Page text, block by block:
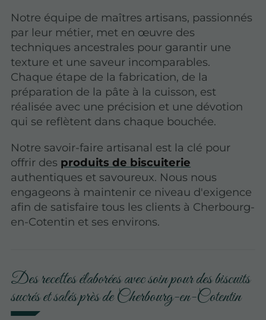
Notre équipe de maîtres artisans, passionnés
par leur métier, met en œuvre des
techniques ancestrales pour garantir une
texture et une saveur incomparables.
Chaque étape de la fabrication, de la
préparation de la pâte à la cuisson, est
réalisée avec une précision et une dévotion
qui se reflètent dans chaque bouchée.
Notre savoir-faire artisanal est la clé pour
offrir des produits de biscuiterie
authentiques et savoureux. Nous nous
engageons à maintenir ce niveau d'exigence
afin de satisfaire tous les clients à Cherbourg-
en-Cotentin et ses environs.
Des recettes élaborées avec soin pour des biscuits
sucrés et salés près de Cherbourg-en-Cotentin